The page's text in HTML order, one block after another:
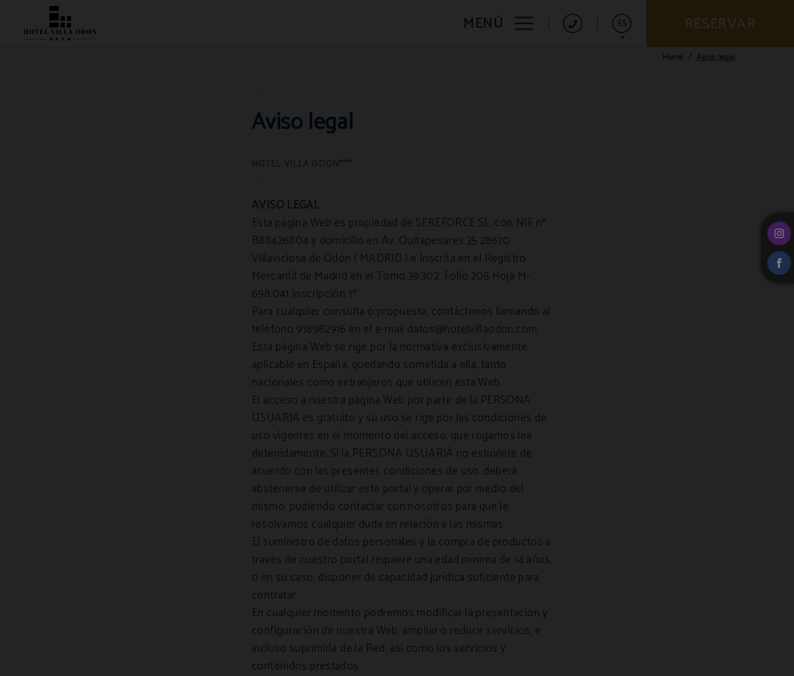
MENÚ ES RESERVAR
Home Aviso legal
Aviso legal
AVISO LEGAL
Esta página Web es propiedad de SEREFORCE SL, con NIF nº
B88426804 y domicilio en Av. Quitapesares 35 28670
Villaviciosa de Odón ( MADRID ) e Inscrita en el Registro
Mercantil de Madrid en el Tomo 39.302 Folio 205 Hoja M-
698.041 Inscripción 1º.
Para cualquier consulta o propuesta, contáctenos llamando al
teléfono 918982916 en el e-mail datos@hotelvillaodon.com
Esta página Web se rige por la normativa exclusivamente
aplicable en España, quedando sometida a ella, tanto
nacionales como extranjeros que utilicen esta Web.
El acceso a nuestra página Web por parte de la PERSONA
USUARIA es gratuito y su uso se rige por las condiciones de
uso vigentes en el momento del acceso, que rogamos lea
detenidamente. Si la PERSONA USUARIA no estuviere de
acuerdo con las presentes condiciones de uso, deberá
abstenerse de utilizar este portal y operar por medio del
mismo, pudiendo contactar con nosotros para que le
resolvamos cualquier duda en relación a las mismas.
El suministro de datos personales y la compra de productos a
través de nuestro portal requiere una edad mínima de 14 años,
o en su caso, disponer de capacidad jurídica suficiente para
contratar.
En cualquier momento podremos modificar la presentación y
configuración de nuestra Web, ampliar o reducir servicios, e
incluso suprimirla de la Red, así como los servicios y
contenidos prestados.